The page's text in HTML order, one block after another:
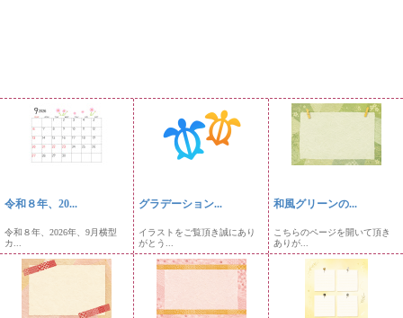
令和８年、20...
令和８年、2026年、9月横型
カ...
グラデーション...
イラストをご覧頂き誠にあり
がとう...
和風グリーンの...
こちらのページを開いて頂き
ありが...